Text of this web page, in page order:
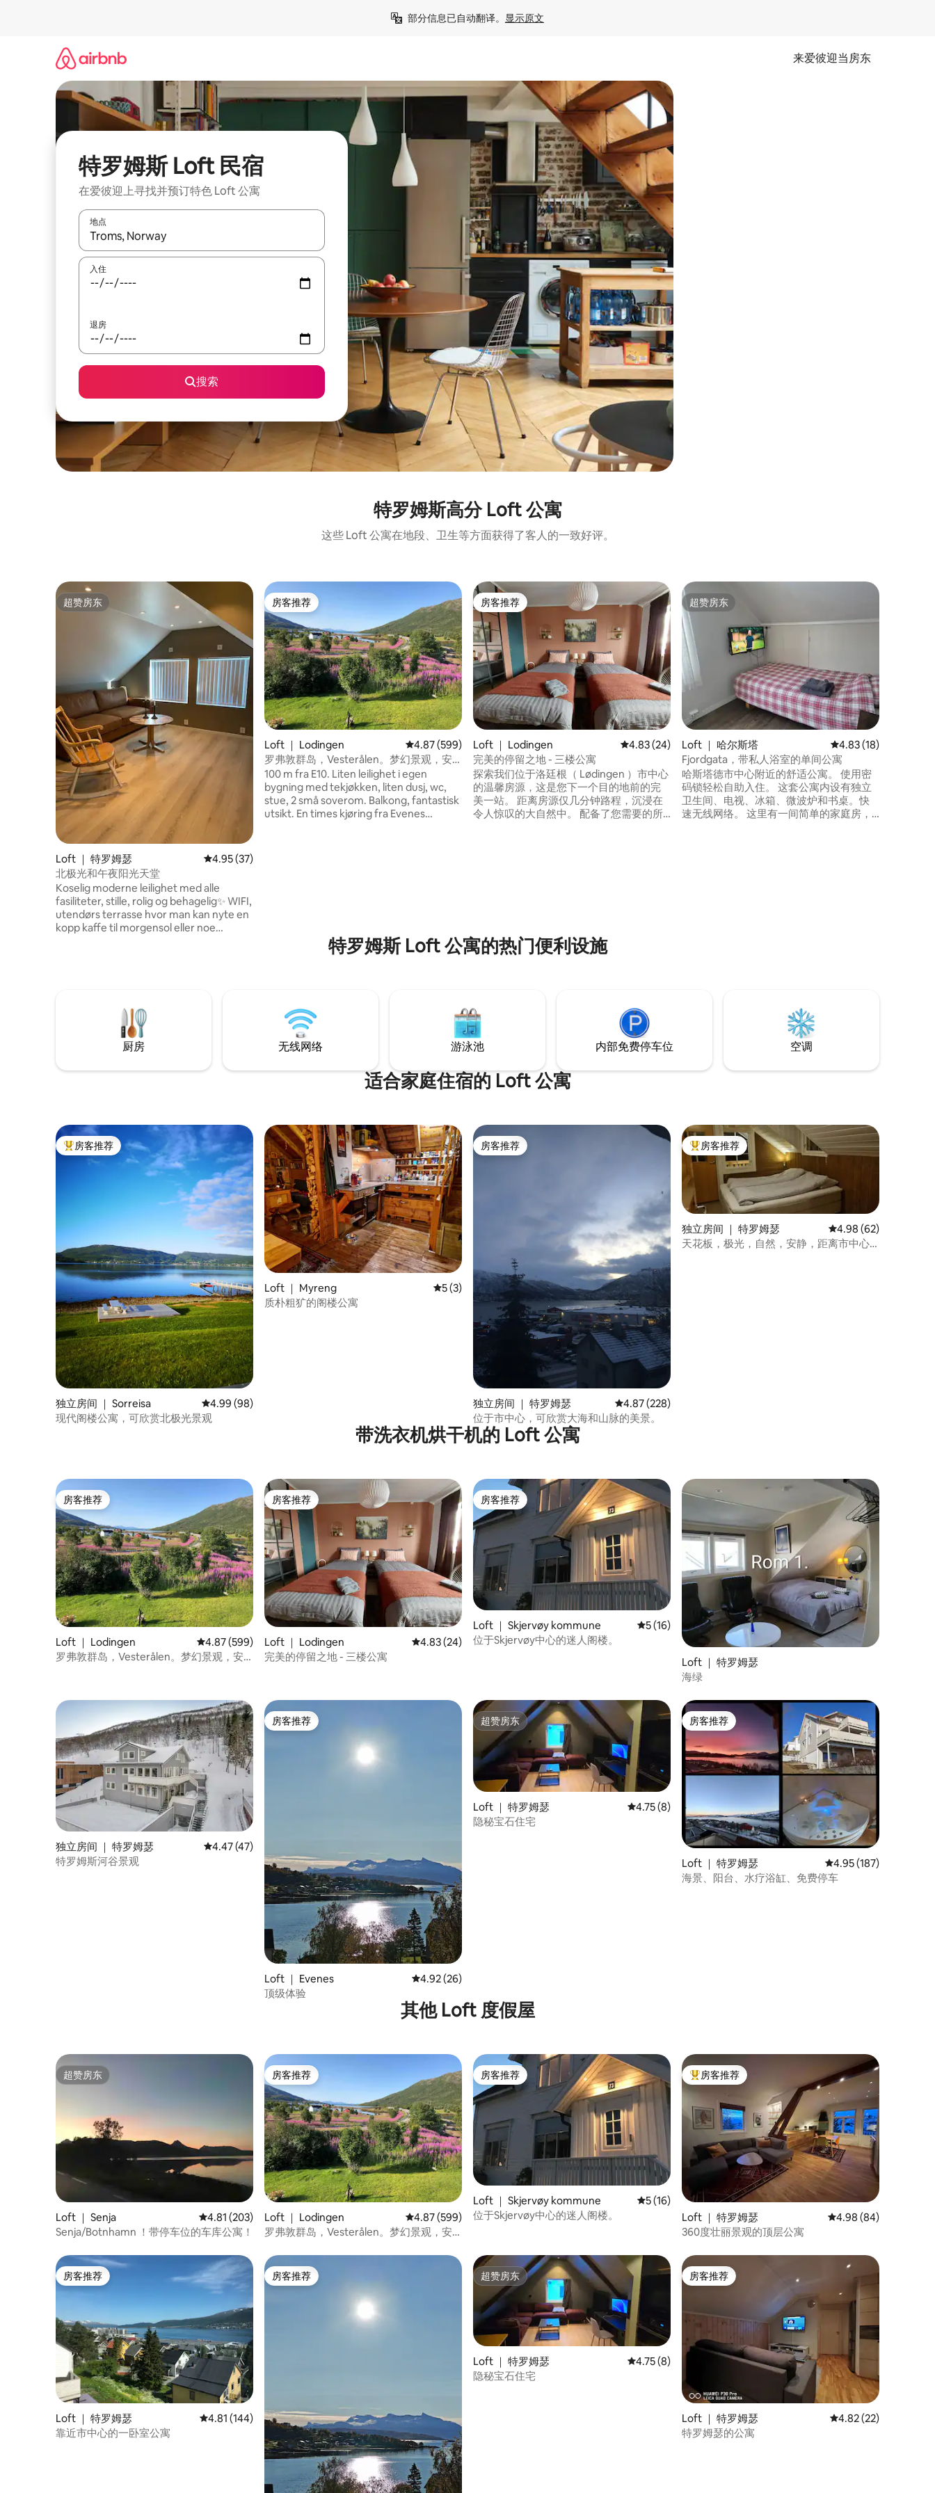
部分信息已自动翻译。 显示原文
来爱彼迎当房东
特罗姆斯 Loft 民宿
在爱彼迎上寻找并预订特色 Loft 公寓
地点
如有搜索结果，请使用上下方向键查看，或通过点击或滑动手势浏览。
入住
退房
搜索
特罗姆斯高分 Loft 公寓
这些 Loft 公寓在地段、卫生等方面获得了客人的一致好评。
超赞房东
超赞房东
Loft ｜ 特罗姆瑟 平均评分 4.95 分（满分 5 分），共 37 条评价
4.95 (37)
北极光和午夜阳光天堂
Koselig moderne leilighet med alle
fasiliteter, stille, rolig og behagelig✨ WIFI,
utendørs terrasse hvor man kan nyte en
kopp kaffe til morgensol eller noe
fjells både sommer og vinter. Det er
store forekomster av nordlys i sesong,
og midnatsol om sommeren.
Biloppstillingsplass rett ved siden av.
房客推荐
房客推荐
Loft ｜ Lodingen 平均评分 4.87 分（满分 5 分），共 599 条评价
4.87 (599)
罗弗敦群岛，Vesterålen。梦幻景观，安
静。
100 m fra E10. Liten leilighet i egen
bygning med tekjøkken, liten dusj, wc,
stue, 2 små soverom. Balkong, fantastisk
utsikt. En times kjøring fra Evenes
房客推荐
房客推荐
Loft ｜ Lodingen 平均评分 4.83 分（满分 5 分），共 24 条评价
4.83 (24)
完美的停留之地 - 三楼公寓
探索我们位于洛廷根（ Lødingen ）市中心
的温馨房源，这是您下一个目的地前的完
美一站。 距离房源仅几分钟路程，沉浸在
令人惊叹的大自然中。 配备了您需要的所
超赞房东
超赞房东
Loft ｜ 哈尔斯塔 平均评分 4.83 分（满
4.83 (18)
Fjordgata，带私人浴室的单间公寓
哈斯塔德市中心附近的舒适公寓。 使用密
码锁轻松自助入住。 这套公寓内设有独立
卫生间、电视、冰箱、微波炉和书桌。快
速无线网络。 这里有一间简单的家庭房，
特罗姆斯 Loft 公寓的热门便利设施
厨房 无线网络 游泳池 内部免费停车位 空调
适合家庭住宿的 Loft 公寓
热门「房客推荐」
房客推荐
独立房间 ｜ Sorreisa 平均评分 4.99 分（满分 5 分），共 98 条评价
4.99 (98)
现代阁楼公寓，可欣赏北极光景观
Loft ｜ Myreng 平均评分 5 分（满分 5 分），共 3 条评价
5 (3)
质朴粗犷的阁楼公寓
房客推荐
房客推荐
独立房间 ｜ 特罗姆瑟 平均评分 4.87 分（满分 5 分），共 228 条评价
4.87 (228)
位于市中心，可欣赏大海和山脉的美景。
热门「房客推荐」
房客推荐
独立房间 ｜ 特罗姆瑟 平均评分 4.98 分（满
4.98 (62)
天花板，极光，自然，安静，距离市中心
带洗衣机烘干机的 Loft 公寓
房客推荐
房客推荐
Loft ｜ Lodingen 平均评分 4.87 分（满分 5 分），共 599 条评价
4.87 (599)
罗弗敦群岛，Vesterålen。梦幻景观，安
房客推荐
房客推荐
Loft ｜ Lodingen 平均评分 4.83 分（满分 5 分），共 24 条评价
4.83 (24)
完美的停留之地 - 三楼公寓
房客推荐
房客推荐
Loft ｜ Skjervøy kommune 平均评分 5 分（满分 5 分），共 16 条评价
5 (16)
位于Skjervøy中心的迷人阁楼。
Loft ｜ 特罗姆瑟
海绿
独立房间 ｜ 特罗姆瑟 平均评分 4.47 分（满分 5 分），共 47 条评价
4.47 (47)
特罗姆斯河谷景观
房客推荐
房客推荐
Loft ｜ Evenes 平均评分 4.92 分（满分 5 分），共 26 条评价
4.92 (26)
顶级体验
超赞房东
超赞房东
Loft ｜ 特罗姆瑟 平均评分 4.75 分（满分 5 分），共 8 条评价
4.75 (8)
隐秘宝石住宅
房客推荐
房客推荐
Loft ｜ 特罗姆瑟 平均评分 4.95 分（满
4.95 (187)
海景、阳台、水疗浴缸、免费停车
其他 Loft 度假屋
超赞房东
超赞房东
Loft ｜ Senja 平均评分 4.81 分（满分 5 分），共 203 条评价
4.81 (203)
Senja/Botnhamn ！带停车位的车库公寓！
房客推荐
房客推荐
Loft ｜ Lodingen 平均评分 4.87 分（满分 5 分），共 599 条评价
4.87 (599)
罗弗敦群岛，Vesterålen。梦幻景观，安
房客推荐
房客推荐
Loft ｜ Skjervøy kommune 平均评分 5 分（满分 5 分），共 16 条评价
5 (16)
位于Skjervøy中心的迷人阁楼。
热门「房客推荐」
房客推荐
Loft ｜ 特罗姆瑟 平均评分 4.98 分（满
4.98 (84)
360度壮丽景观的顶层公寓
房客推荐
房客推荐
Loft ｜ 特罗姆瑟 平均评分 4.81 分（满分 5 分），共 144 条评价
4.81 (144)
靠近市中心的一卧室公寓
房客推荐
房客推荐 超赞房东
超赞房东
Loft ｜ 特罗姆瑟 平均评分 4.75 分（满分 5 分），共 8 条评价
4.75 (8)
隐秘宝石住宅
房客推荐
房客推荐
Loft ｜ 特罗姆瑟 平均评分 4.82 分（满
4.82 (22)
特罗姆瑟的公寓